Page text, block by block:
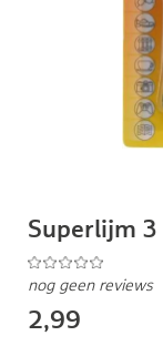
Superlijm 3
nog geen reviews
2,99